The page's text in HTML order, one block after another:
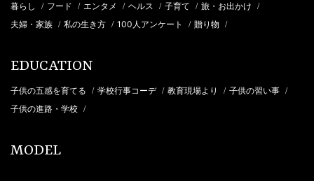
暮らし / フード / エンタメ / ヘルス / 子育て / 旅・お出かけ /
夫婦・家族 / 私の生き方 / 100人アンケート / 贈り物 /
EDUCATION
子供の五感を育てる / 学校行事コーデ / 教育現場より / 子供の習い事 /
子供の進路・学校 /
MODEL